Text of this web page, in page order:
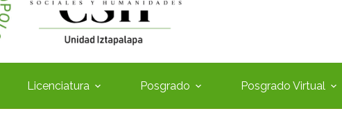
Licenciatura Posgrado Posgrado Virtual